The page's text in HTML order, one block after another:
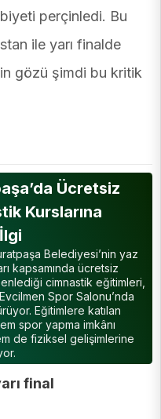
perçinledi. Bu
ile yarı finalde
gözü şimdi bu kritik
Ücretsiz
Kurslarına
Belediyesi’nin yaz
kapsamında ücretsiz
cimnastik eğitimleri,
Spor Salonu’nda
Eğitimlere katılan
spor yapma imkânı
de fiziksel gelişimlerine
final